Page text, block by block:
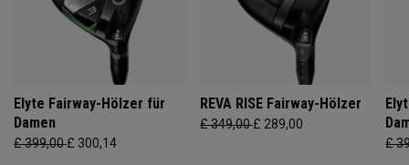
Elyte Fairway-Hölzer für
Damen
£ 399,00£ 300,14
REVA RISE Fairway-Hölzer
£ 349,00£ 289,00
£